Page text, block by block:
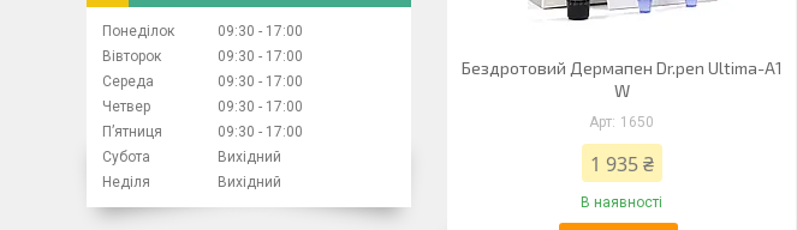
Бездротовий Дермапен Dr.pen Ultima-A1
W
1650
1 935 ₴
В наявності
Понеділок 09:30
17:00
Вівторок
09:30
17:00
Середа
09:30
17:00
Четвер
09:30
17:00
Пʼятниця
09:30
17:00
Субота
Вихідний
Неділя
Вихідний